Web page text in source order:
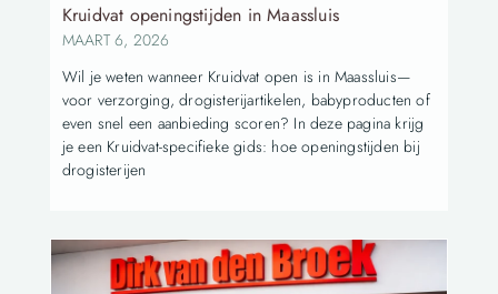
Kruidvat openingstijden in Maassluis
MAART 6, 2026
Wil je weten wanneer Kruidvat open is in Maassluis—
voor verzorging, drogisterijartikelen, babyproducten of
even snel een aanbieding scoren? In deze pagina krijg
je een Kruidvat-specifieke gids: hoe openingstijden bij
drogisterijen